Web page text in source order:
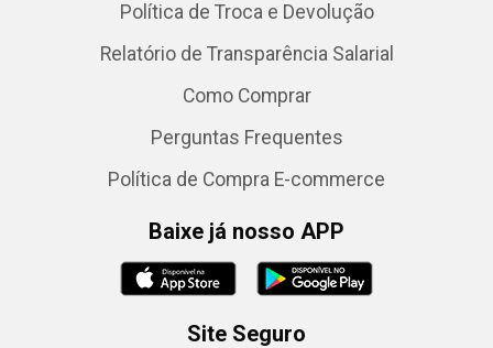
Política de Troca e Devolução
Relatório de Transparência Salarial
Como Comprar
Perguntas Frequentes
Política de Compra E-commerce
Baixe já nosso APP
Site Seguro